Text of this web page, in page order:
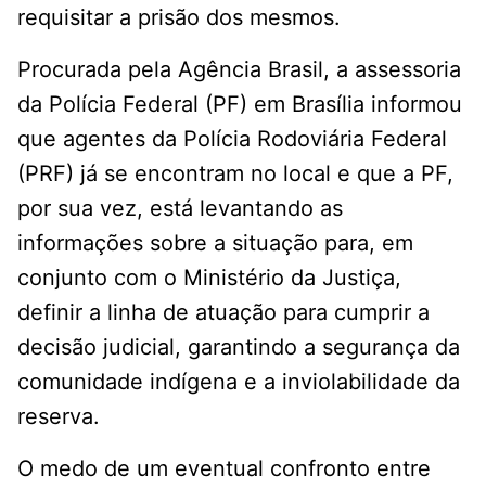
requisitar a prisão dos mesmos.
Procurada pela Agência Brasil, a assessoria
da Polícia Federal (PF) em Brasília informou
que agentes da Polícia Rodoviária Federal
(PRF) já se encontram no local e que a PF,
por sua vez, está levantando as
informações sobre a situação para, em
conjunto com o Ministério da Justiça,
definir a linha de atuação para cumprir a
decisão judicial, garantindo a segurança da
comunidade indígena e a inviolabilidade da
reserva.
O medo de um eventual confronto entre